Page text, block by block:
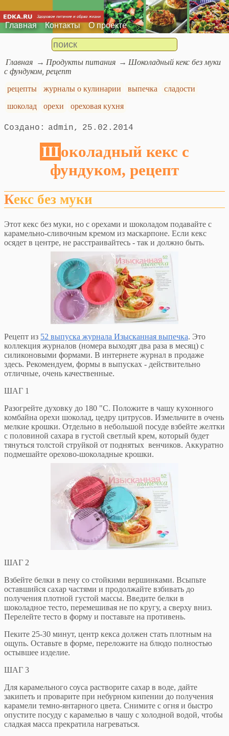
Главная Контакты О проекте
Главная Продукты питания
Шоколадный кекс без муки
с фундуком, рецепт
рецепты
журналы о кулинарии выпечка
сладости
шоколад
орехи ореховая кухня
admin 25.02.2014
Шоколадный кекс с
фундуком, рецепт
Кекс без муки
Этот кекс без муки, но с орехами и шоколадом подавайте с
карамельно-сливочным кремом из маскарпоне. Если кекс
осядет в центре, не расстраивайтесь - так и должно быть.
Рецепт из 52 выпуска журнала Изысканная выпечка. Это
коллекция журналов (номера выходят два раза в месяц) с
силиконовыми формами. В интернете журнал в продаже
здесь. Рекомендуем, формы в выпусках - действительно
отличные, очень качественные.
ШАГ 1
Разогрейте духовку до 180 "С. Положите в чашу кухонного
комбайна орехи шоколад, цедру цитрусов. Измельчите в очень
мелкие крошки. Отдельно в небольшой посуде взбейте желтки
с половиной сахара в густой светлый крем, который будет
тянуться толстой струйкой от поднятых венчиков. Аккуратно
подмешайте орехово-шоколадные крошки.
ШАГ 2
Взбейте белки в пену со стойкими вершинками. Всыпьте
оставшийся сахар частями и продолжайте взбивать до
получения плотной густой массы. Введите белки в
шоколадное тесто, перемешивая не по кругу, а сверху вниз.
Перелейте тесто в форму и поставьте на противень.
Пеките 25-30 минут, центр кекса должен стать плотным на
ощупь. Оставьте в форме, переложите на блюдо полностью
остывшее изделие.
ШАГ 3
Для карамельного соуса растворите сахар в воде, дайте
закипеть и проварите при небурном кипении до получения
карамели темно-янтарного цвета. Снимите с огня и быстро
опустите посуду с карамелью в чашу с холодной водой, чтобы
сладкая масса прекратила нагреваться.